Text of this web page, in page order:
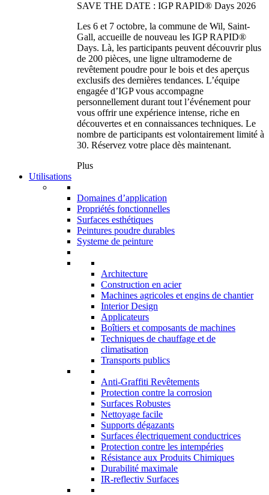
SAVE THE DATE : IGP RAPID® Days 2026
Les 6 et 7 octobre, la commune de Wil, Saint-
Gall, accueille de nouveau les IGP RAPID®
Days. Là, les participants peuvent découvrir plus
de 200 pièces, une ligne ultramoderne de
revêtement poudre pour le bois et des aperçus
exclusifs des dernières tendances. L’équipe
engagée d’IGP vous accompagne
personnellement durant tout l’événement pour
vous offrir une expérience intense, riche en
découvertes et en connaissances techniques. Le
nombre de participants est volontairement limité à
30. Réservez votre place dès maintenant.
Plus
Utilisations
Domaines d’application
Propriétés fonctionnelles
Surfaces esthétiques
Peintures poudre durables
Systeme de peinture
Architecture
Construction en acier
Machines agricoles et engins de chantier
Interior Design
Applicateurs
Boîtiers et composants de machines
Techniques de chauffage et de
climatisation
Transports publics
Anti-Graffiti Revêtements
Protection contre la corrosion
Surfaces Robustes
Nettoyage facile
Supports dégazants
Surfaces électriquement conductrices
Protection contre les intempéries
Résistance aux Produits Chimiques
Durabilité maximale
IR-reflectiv Surfaces